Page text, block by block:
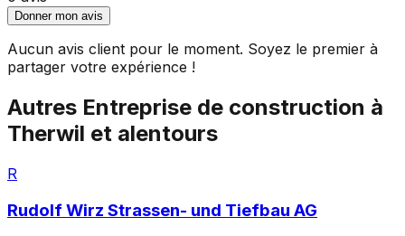
Donner mon avis
Aucun avis client pour le moment. Soyez le premier à
partager votre expérience !
Autres Entreprise de construction à
Therwil et alentours
R
Rudolf Wirz Strassen- und Tiefbau AG